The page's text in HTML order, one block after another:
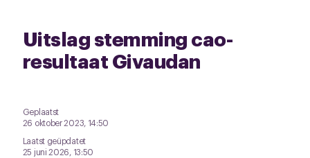
Uitslag stemming cao-
resultaat Givaudan
Geplaatst
26 oktober 2023, 14:50
Laatst geüpdatet
25 juni 2026, 13:50